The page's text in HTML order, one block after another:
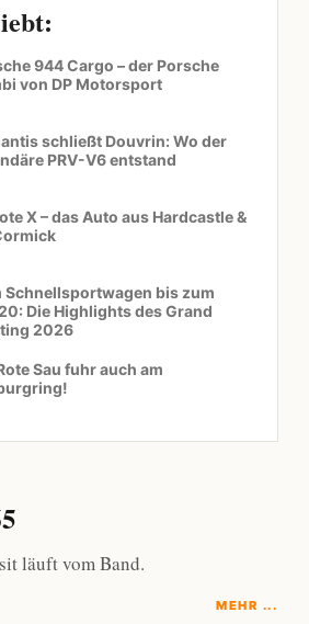
944 Cargo – der Porsche
von DP Motorsport
schließt Douvrin: Wo der
PRV-V6 entstand
X – das Auto aus Hardcastle &
Schnellsportwagen bis zum
Die Highlights des Grand
2026
Sau fuhr auch am
läuft vom Band.
MEHR ...